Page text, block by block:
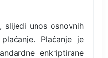
slijedi unos osnovnih
Plaćanje je
enkriptirane